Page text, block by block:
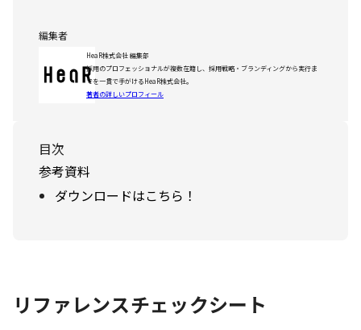
編集者
HeaR株式会社 編集部
採用のプロフェッショナルが複数在籍し、採用戦略・ブランディングから実行ま
でを一貫で手がけるHeaR株式会社。
著者の詳しいプロフィール
目次
参考資料
ダウンロードはこちら！
リファレンスチェックシート